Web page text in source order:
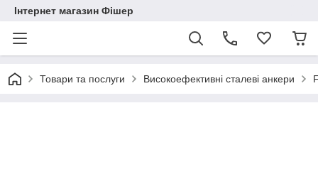
Інтернет магазин Фішер
Товари та послуги Високоефективні сталеві анкери